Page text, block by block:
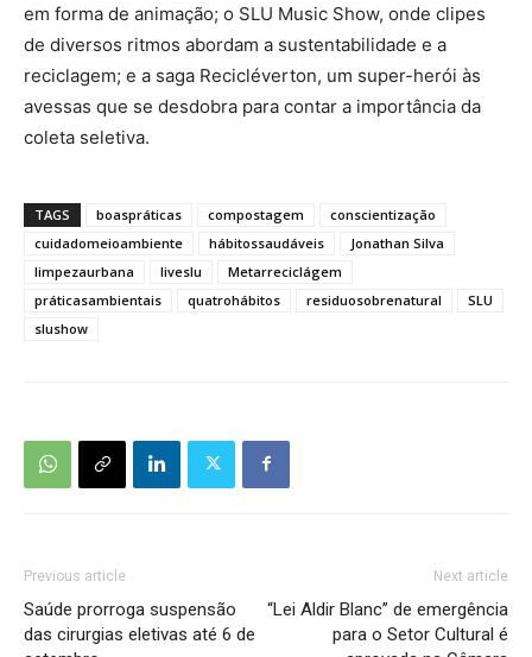
em forma de animação; o SLU Music Show, onde clipes
de diversos ritmos abordam a sustentabilidade e a
reciclagem; e a saga Recicléverton, um super-herói às
avessas que se desdobra para contar a importância da
coleta seletiva.
TAGS boaspráticas compostagem
conscientização
cuidadomeioambiente
hábitossaudáveis
Jonathan Silva
limpezaurbana
liveslu
Metarreciclágem
práticasambientais
quatrohábitos residuosobrenatural
SLU
slushow
Previous article
Saúde prorroga suspensão
das cirurgias eletivas até 6 de
Next article
“Lei Aldir Blanc” de emergência
para o Setor Cultural é